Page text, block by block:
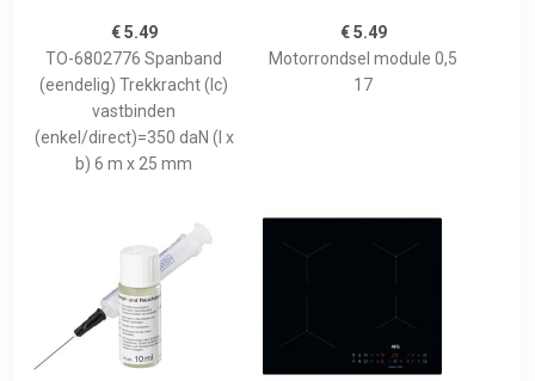
€ 5.49
TO-6802776 Spanband
(eendelig) Trekkracht (lc)
vastbinden
(enkel/direct)=350 daN (l x
b) 6 m x 25 mm
€ 5.49
Motorrondsel module 0,5
17